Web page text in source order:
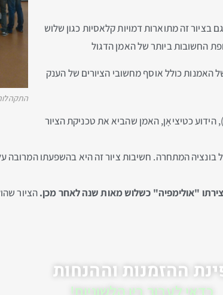
זה מתוארות דמויות קלאסיות כגון שלוש
החשובות ביותר של האמן הדגול
האמנות כולל אוסף מחשובי הציורים של הענק
אל תחמיצו את יצירת המופת של טיציאנו וֶצֶ'לְיו (Tiziano Vecellio), הידוע כטיציאָן, האמן שהביא את טכניקת הציור
בונציה המתחרה. חשיבות ציור זה היא בהשפעתו
"אולימפיה" כשלוש מאות שנה לאחר מכן.הציור
ההזמנות וההנחות